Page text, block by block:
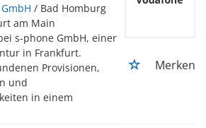
/ Bad Homburg
am Main
s-phone GmbH, einer
in Frankfurt.
Provisionen,
und
in einem
Merken